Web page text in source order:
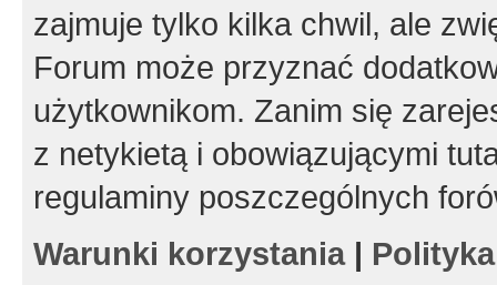
zajmuje tylko kilka chwil, ale
Forum może przyznać
użytkownikom. Zanim się
z netykietą i obowiązującymi
regulaminy poszczególnych
Warunki korzystania|